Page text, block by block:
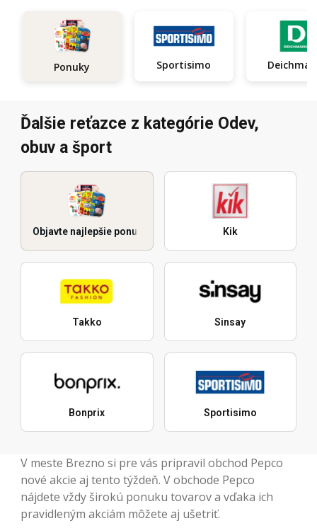
Ponuky Sportisimo
Ďalšie reťazce z kategórie Odev,
obuv a šport
Objavte najlepšie ponuky Kik
Takko Sinsay
Bonprix Sportisimo
V meste Brezno si pre vás pripravil obchod Pepco
nové akcie aj tento týždeň. V obchode Pepco
nájdete vždy širokú ponuku tovarov a vďaka ich
pravidleným akciám môžete aj ušetriť.